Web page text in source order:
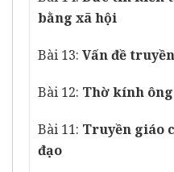
bằng xã hội
Bài 13: Vấn đề
Bài 12: Thờ kính
Bài 11: Truyền giáo
đạo